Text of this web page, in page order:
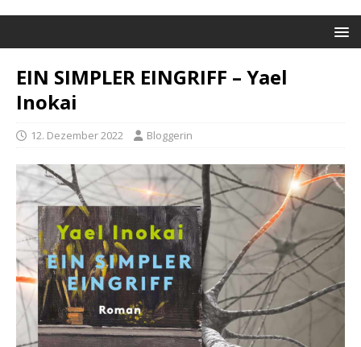
EIN SIMPLER EINGRIFF – Yael
Inokai
12. Dezember 2022 Bloggerin